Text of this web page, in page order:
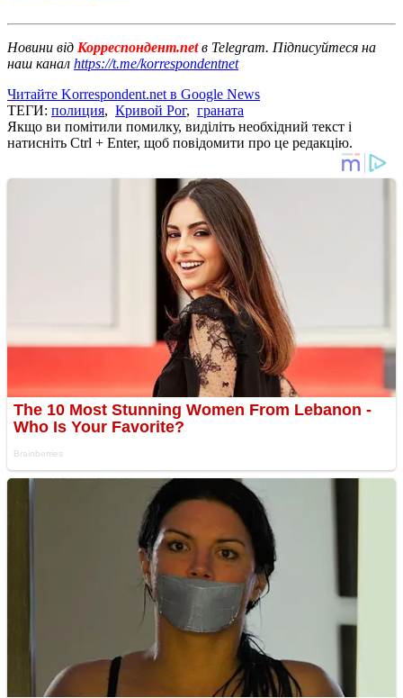
Новини від Корреспондент.netв Telegram. Підписуйтеся на
наш канал https://t.me/korrespondentnet
Читайте Korrespondent.net в Google News
ТЕГИ: полиция, Кривой Рог, граната
Якщо ви помітили помилку, виділіть необхідний текст і
натисніть Ctrl + Enter, щоб повідомити про це редакцію.